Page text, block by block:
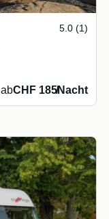
5.0 (1)
abCHF 185/Nacht